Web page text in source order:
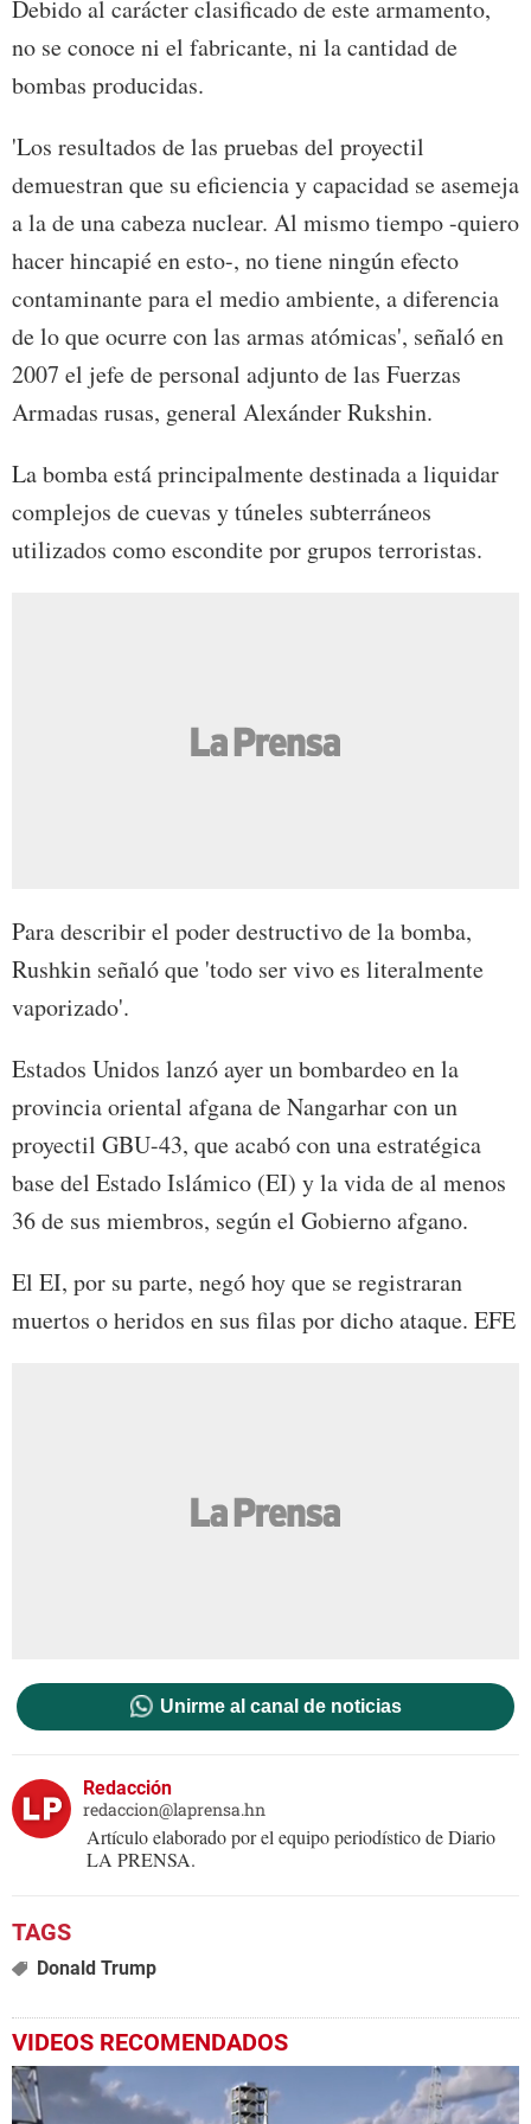
Debido al carácter clasificado de este armamento,
no se conoce ni el fabricante, ni la cantidad de
bombas producidas.
'Los resultados de las pruebas del proyectil
demuestran que su eficiencia y capacidad se asemeja
a la de una cabeza nuclear. Al mismo tiempo -quiero
hacer hincapié en esto-, no tiene ningún efecto
contaminante para el medio ambiente, a diferencia
de lo que ocurre con las armas atómicas', señaló en
2007 el jefe de personal adjunto de las Fuerzas
Armadas rusas, general Alexánder Rukshin.
La bomba está principalmente destinada a liquidar
complejos de cuevas y túneles subterráneos
utilizados como escondite por grupos terroristas.
Para describir el poder destructivo de la bomba,
Rushkin señaló que 'todo ser vivo es literalmente
vaporizado'.
Estados Unidos lanzó ayer un bombardeo en la
provincia oriental afgana de Nangarhar con un
proyectil GBU-43, que acabó con una estratégica
base del Estado Islámico (EI) y la vida de al menos
36 de sus miembros, según el Gobierno afgano.
El EI, por su parte, negó hoy que se registraran
muertos o heridos en sus filas por dicho ataque. EFE
Unirme al canal de noticias
Redacción
redaccion@laprensa.hn
Artículo elaborado por el equipo periodístico de Diario
LA PRENSA.
Donald Trump
VIDEOS RECOMENDADOS